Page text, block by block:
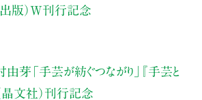
版）W刊行記念
由芽 「手芸が紡ぐつながり」
『手芸と
（晶文社）刊行記念